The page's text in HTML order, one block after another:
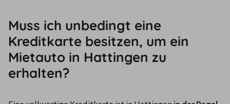
Muss ich unbedingt eine
Kreditkarte besitzen, um ein
Mietauto in Hattingen zu
erhalten?